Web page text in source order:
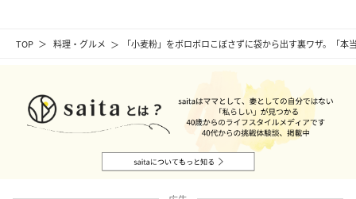
TOP 料理・グルメ 「小麦粉」をボロボロこぼさずに袋から出す裏ワザ。「